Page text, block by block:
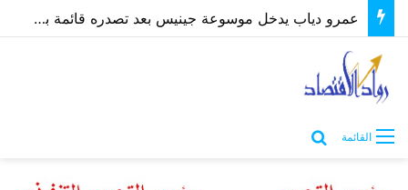
عمرو دياب يدخل موسوعة جينيس بعد تصدره قائمة بيلبورد عربية لـ68 أسبوعًا
القائمة